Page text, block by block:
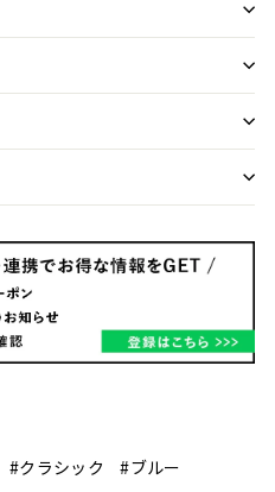
#クラシック
#ブルー